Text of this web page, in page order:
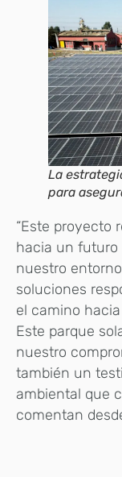
La
para
“Este proyecto
hacia un futuro
nuestro
soluciones
el camino
Este parque
nuestro
también un
ambiental que
comentan